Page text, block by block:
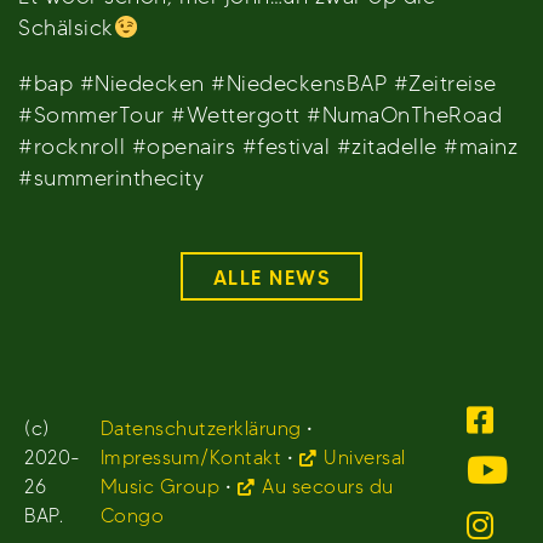
Schälsick
#bap #Niedecken #NiedeckensBAP #Zeitreise
#SommerTour #Wettergott #NumaOnTheRoad
#rocknroll #openairs #festival #zitadelle #mainz
#summerinthecity
ALLE NEWS
(c)
2020-
26
BAP.
Datenschutzerklärung •
Impressum/Kontakt •
Universal
Music Group •
Au secours du
Congo